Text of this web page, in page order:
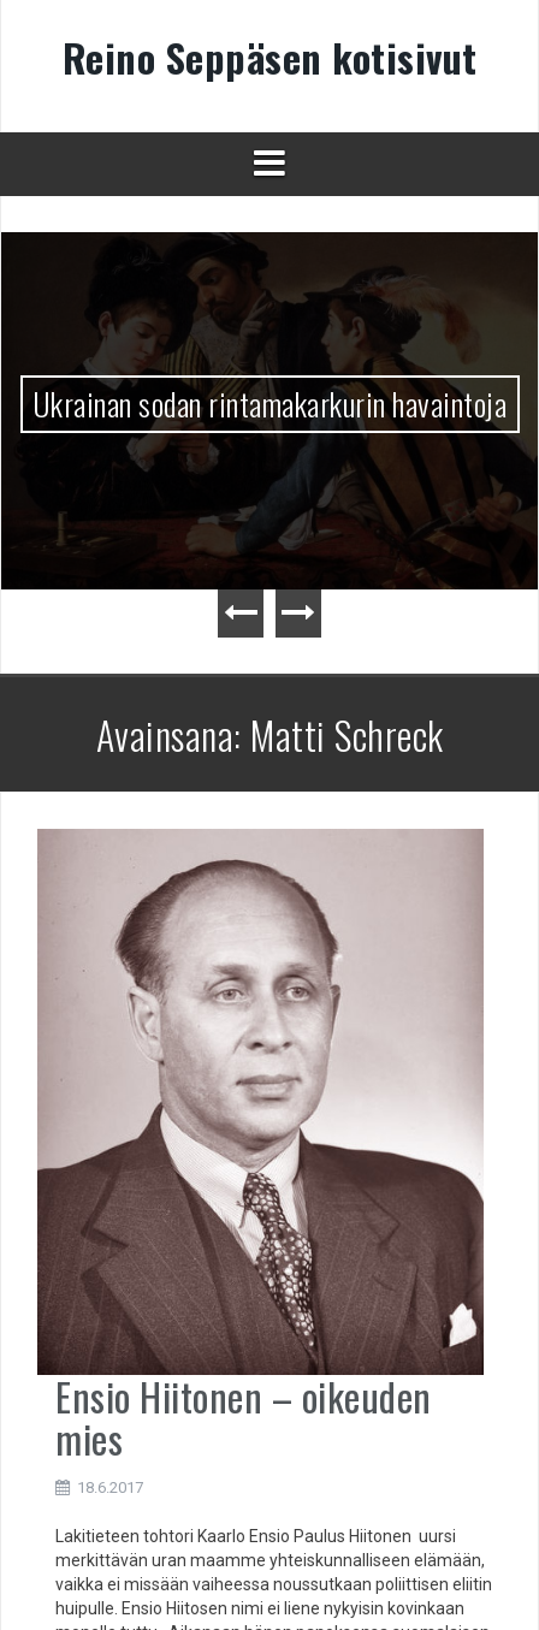
Reino Seppäsen kotisivut
Ukrainan sodan rintamakarkurin havaintoja
Avainsana: Matti Schreck
Ensio Hiitonen – oikeuden
mies
18.6.2017
Lakitieteen tohtori Kaarlo Ensio Paulus Hiitonen uursi
merkittävän uran maamme yhteiskunnalliseen elämään,
vaikka ei missään vaiheessa noussutkaan poliittisen eliitin
huipulle. Ensio Hiitosen nimi ei liene nykyisin kovinkaan